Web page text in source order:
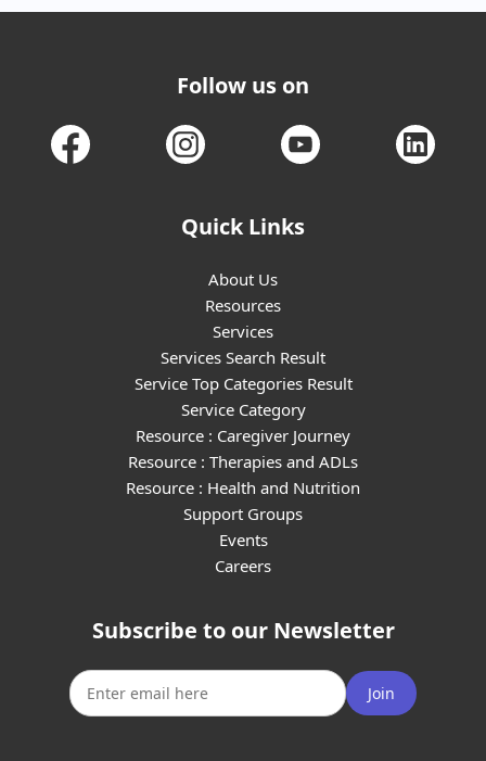
Follow us on
Quick Links
About Us
Resources
Services
Services Search Result
Service Top Categories Result
Service Category
Resource : Caregiver Journey
Resource : Therapies and ADLs
Resource : Health and Nutrition
Support Groups
Events
Careers
Subscribe to our Newsletter
Join